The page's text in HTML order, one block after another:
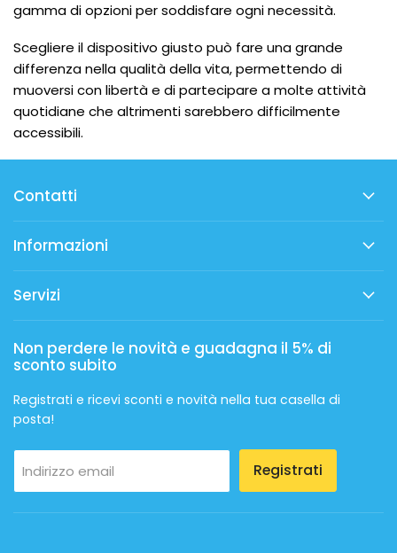
gamma di opzioni per soddisfare ogni necessità.
Scegliere il dispositivo giusto può fare una grande
differenza nella qualità della vita, permettendo di
muoversi con libertà e di partecipare a molte attività
quotidiane che altrimenti sarebbero difficilmente
accessibili.
Contatti
Informazioni
Servizi
Non perdere le novità e guadagna il 5% di
sconto subito
Registrati e ricevi sconti e novità nella tua casella di
posta!
Indirizzo email Registrati